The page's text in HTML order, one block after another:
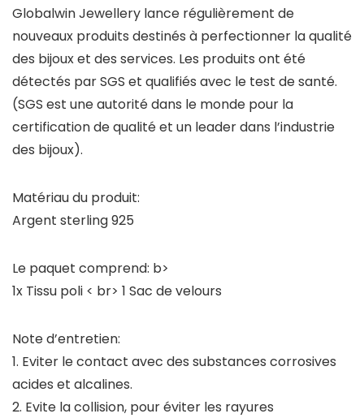
Globalwin Jewellery lance régulièrement de
nouveaux produits destinés à perfectionner la qualité
des bijoux et des services. Les produits ont été
détectés par SGS et qualifiés avec le test de santé.
(SGS est une autorité dans le monde pour la
certification de qualité et un leader dans l’industrie
des bijoux).
Matériau du produit:
Argent sterling 925
Le paquet comprend: b>
1x Tissu poli < br> 1 Sac de velours
Note d’entretien:
1. Eviter le contact avec des substances corrosives
acides et alcalines.
2. Evite la collision, pour éviter les rayures